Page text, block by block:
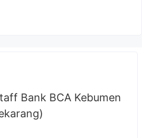
Bank BCA Kebumen